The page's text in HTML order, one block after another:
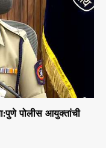
पोलीस आयुक्तांची